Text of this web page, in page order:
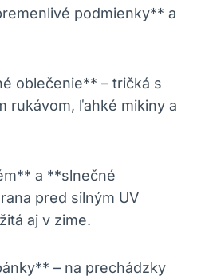
podmienky** a
oblečenie** – tričká s
rukávom, ľahké mikiny a
a **slnečné
pred silným UV
aj v zime.
– na prechádzky